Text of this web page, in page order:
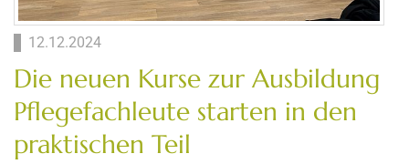
12.12.2024
Die neuen Kurse zur Ausbildung
Pflegefachleute starten in den
praktischen Teil